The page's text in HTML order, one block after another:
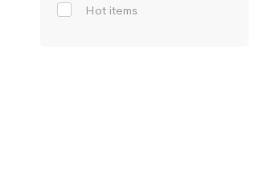
Hot items